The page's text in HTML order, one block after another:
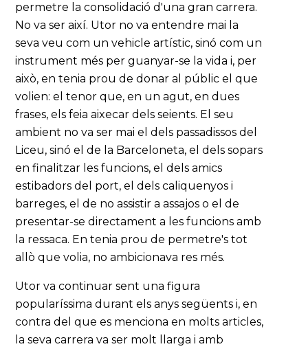
permetre la consolidació d'una gran carrera.
No va ser així. Utor no va entendre mai la
seva veu com un vehicle artístic, sinó com un
instrument més per guanyar-se la vida i, per
això, en tenia prou de donar al públic el que
volien: el tenor que, en un agut, en dues
frases, els feia aixecar dels seients. El seu
ambient no va ser mai el dels passadissos del
Liceu, sinó el de la Barceloneta, el dels sopars
en finalitzar les funcions, el dels amics
estibadors del port, el dels caliquenyos i
barreges, el de no assistir a assajos o el de
presentar-se directament a les funcions amb
la ressaca. En tenia prou de permetre's tot
allò que volia, no ambicionava res més.
Utor va continuar sent una figura
popularíssima durant els anys següents i, en
contra del que es menciona en molts articles,
la seva carrera va ser molt llarga i amb